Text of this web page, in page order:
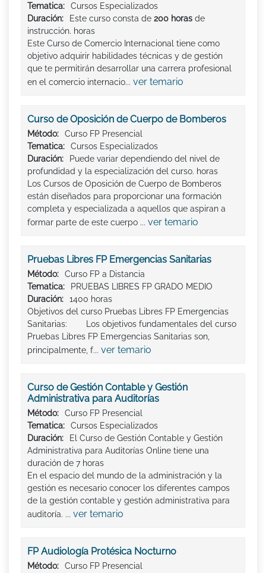
Tematica:
Cursos Especializados
Duración:
Este curso consta de 200 horas de
instrucción. horas
Este Curso de Comercio Internacional tiene como
objetivo adquirir habilidades técnicas y de gestión
que te permitirán desarrollar una carrera profesional
en el comercio internacio... ver temario
Curso de Oposición de Cuerpo de Bomberos
Método:
Curso FP Presencial
Tematica:
Cursos Especializados
Duración:
Puede variar dependiendo del nivel de
profundidad y la especialización del curso. horas
Los Cursos de Oposición de Cuerpo de Bomberos
están diseñados para proporcionar una formación
completa y especializada a aquellos que aspiran a
formar parte de este cuerpo ... ver temario
Pruebas Libres FP Emergencias Sanitarias
Método:
Curso FP a Distancia
Tematica:
PRUEBAS LIBRES FP GRADO MEDIO
Duración:
1400 horas
Objetivos del curso Pruebas Libres FP Emergencias
Sanitarias: Los objetivos fundamentales del curso
Pruebas Libres FP Emergencias Sanitarias son,
principalmente, f... ver temario
Curso de Gestión Contable y Gestión
Administrativa para Auditorías
Método:
Curso FP Presencial
Tematica:
Cursos Especializados
Duración:
El Curso de Gestión Contable y Gestión
Administrativa para Auditorías Online tiene una
duración de 7 horas
En el espacio del mundo de la administración y la
gestión es necesario conocer los diferentes campos
de la gestión contable y gestión administrativa para
auditoría. ... ver temario
FP Audiología Protésica Nocturno
Método:
Curso FP Presencial